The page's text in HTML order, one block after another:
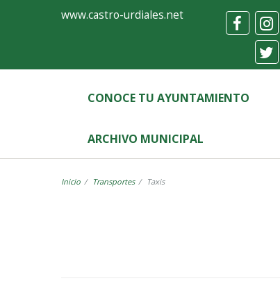
FormularioAyuntamiento
Castro-
Urdiales
www.castro-urdiales.net
CONOCE TU AYUNTAMIENTO
ARCHIVO MUNICIPAL
Inicio Transportes Taxis